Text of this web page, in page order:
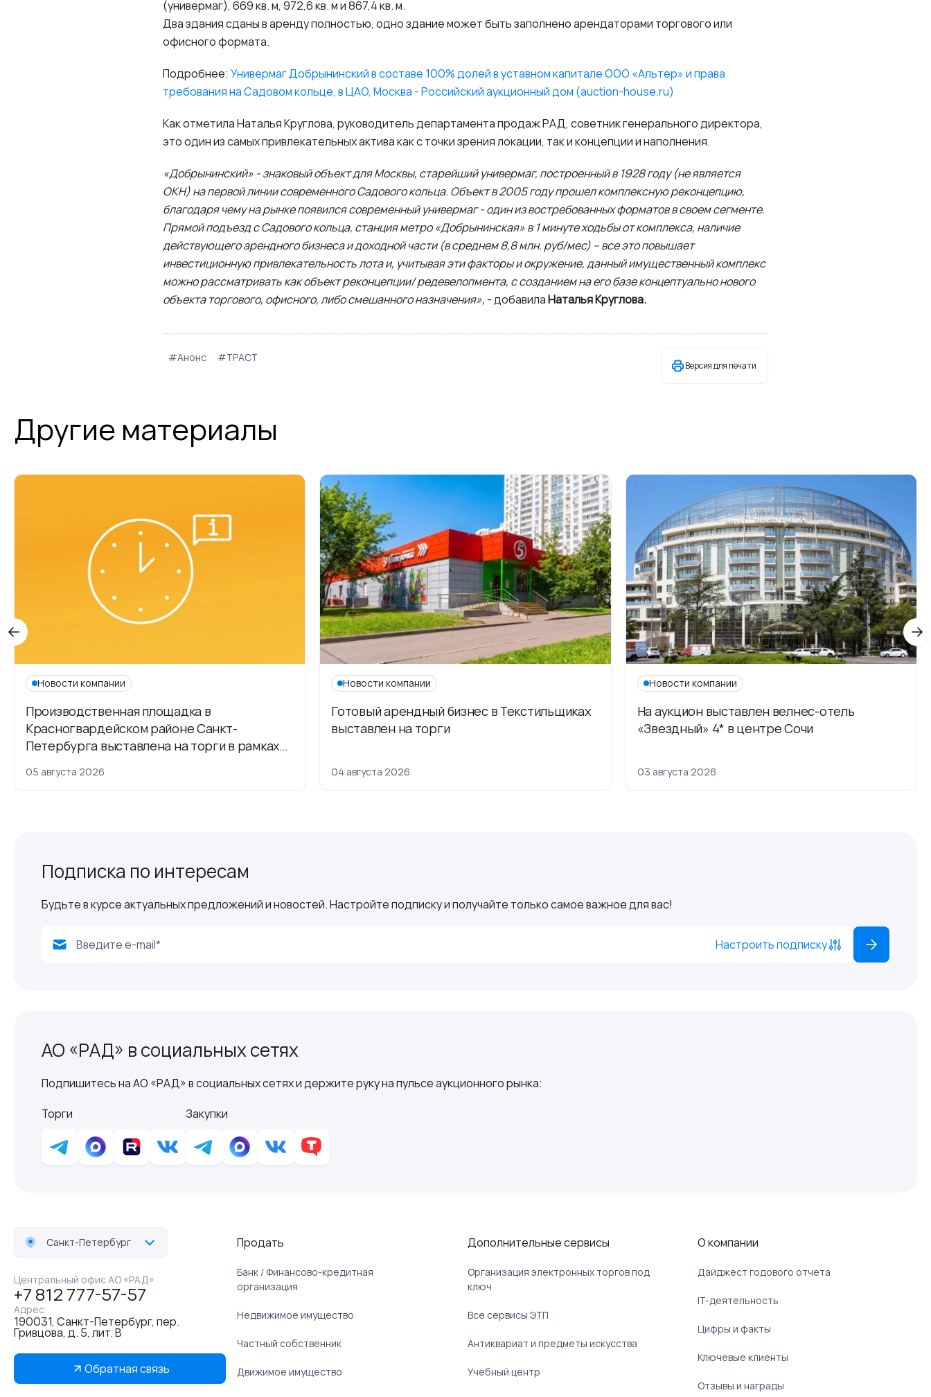
(универмаг), 669 кв. м, 972,6 кв. м и 867,4 кв. м.
Два здания сданы в аренду полностью, одно здание может быть заполнено арендаторами торгового или
офисного формата.
Подробнее: Универмаг Добрынинский в составе 100% долей в уставном капитале ООО «Альтер» и права
требования на Садовом кольце, в ЦАО, Москва - Российский аукционный дом (auction-house.ru)
Как отметила Наталья Круглова, руководитель департамента продаж РАД, советник генерального директора,
это один из самых привлекательных актива как с точки зрения локации, так и концепции и наполнения.
«Добрынинский» - знаковый объект для Москвы, старейший универмаг, построенный в 1928 году (не является
ОКН) на первой линии современного Садового кольца. Объект в 2005 году прошел комплексную реконцепцию,
благодаря чему на рынке появился современный универмаг - один из востребованных форматов в своем сегменте.
Прямой подъезд с Садового кольца, станция метро «Добрынинская» в 1 минуте ходьбы от комплекса, наличие
действующего арендного бизнеса и доходной части (в среднем 8,8 млн. руб/мес) – все это повышает
инвестиционную привлекательность лота и, учитывая эти факторы и окружение, данный имущественный комплекс
можно рассматривать как объект реконцепции/ редевелопмента, с созданием на его базе концептуально нового
объекта торгового, офисного, либо смешанного назначения», - добавилаНаталья Круглова.
#Анонс #ТРАСТ
Версия для печати
Другие материалы
Новости компании
Производственная площадка в
Красногвардейском районе Санкт-
Петербурга выставлена на торги в рамках
05 августа 2026
Новости компании
Готовый арендный бизнес в Текстильщиках
выставлен на торги
04 августа 2026
Новости компании
На аукцион выставлен велнес-отель
«Звездный» 4* в центре Сочи
03 августа 2026
Подписка по интересам
Будьте в курсе актуальных предложений и новостей. Настройте подписку и получайте только самое важное для вас!
Настроить подписку
АО «РАД» в социальных сетях
Подпишитесь на АО «РАД» в социальных сетях и держите руку на пульсе аукционного рынка:
Торги
Закупки
Санкт-Петербург
Центральный офис АО «РАД»
+7 812 777-57-57
Адрес
190031, Санкт-Петербург, пер.
Гривцова, д. 5, лит. В
Обратная связь
Продать
Банк / Финансово-кредитная
организация
Недвижимое имущество
Частный собственник
Движимое имущество
Дополнительные сервисы
Организация электронных торгов под
ключ
Все сервисы ЭТП
Антиквариат и предметы искусства
Учебный центр
О компании
Дайджест годового отчета
IT-деятельность
Цифры и факты
Ключевые клиенты
Отзывы и награды